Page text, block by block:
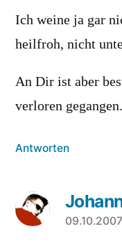
Ich weine ja gar
heilfroh, nicht
An Dir ist aber
verloren
Antworten
sagt: